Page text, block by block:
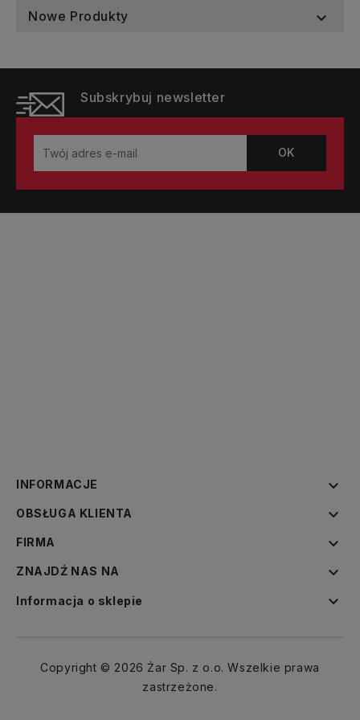
Nowe Produkty 
Subskrybuj newsletter
INFORMACJE 
OBSŁUGA KLIENTA 
FIRMA 
ZNAJDŹ NAS NA 
Informacja o sklepie 
Copyright © 2026 Żar Sp. z o.o. Wszelkie prawa
zastrzeżone.